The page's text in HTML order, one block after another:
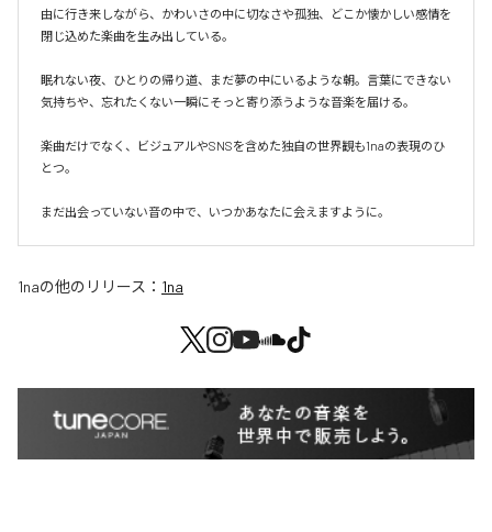
由に行き来しながら、かわいさの中に切なさや孤独、どこか懐かしい感情を
閉じ込めた楽曲を生み出している。
眠れない夜、ひとりの帰り道、まだ夢の中にいるような朝。言葉にできない
気持ちや、忘れたくない一瞬にそっと寄り添うような音楽を届ける。
楽曲だけでなく、ビジュアルやSNSを含めた独自の世界観も1naの表現のひ
とつ。
まだ出会っていない音の中で、いつかあなたに会えますように。
1naの他のリリース： 1na